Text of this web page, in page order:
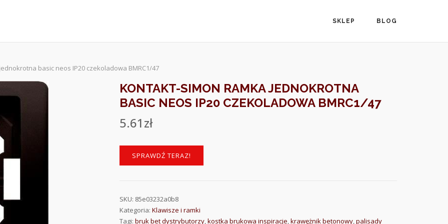
SKLEP BLOG
basic neos IP20 czekoladowa BMRC1/47
KONTAKT-SIMON RAMKA JEDNOKROTNA
BASIC NEOS IP20 CZEKOLADOWA BMRC1/47
5.61zł
SPRAWDŹ TERAZ!
SKU: 85e03232a0b8
Kategoria:Klawisze i ramki
Tagi:bruk bet dystrybutorzy,kostka brukowa inspiracje,krawężnik betonowy,palisady